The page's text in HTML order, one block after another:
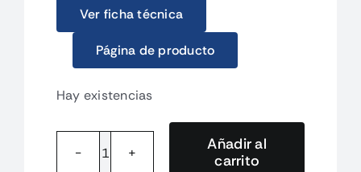
Ver ficha técnica
Página de producto
Hay existencias
FRCMM-
Añadir al
carrito